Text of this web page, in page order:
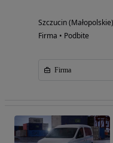
Szczucin (Małopolskie)
Firma • Podbite
Firma